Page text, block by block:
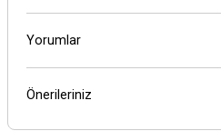
Yorumlar
Önerileriniz